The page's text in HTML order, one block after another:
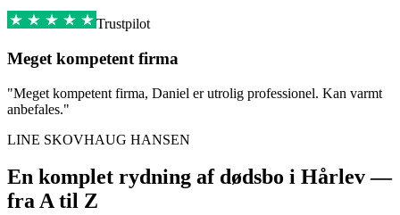
Trustpilot
Meget kompetent firma
"Meget kompetent firma, Daniel er utrolig professionel. Kan varmt
anbefales."
LINE SKOVHAUG HANSEN
En komplet rydning af dødsbo i Hårlev —
fra A til Z